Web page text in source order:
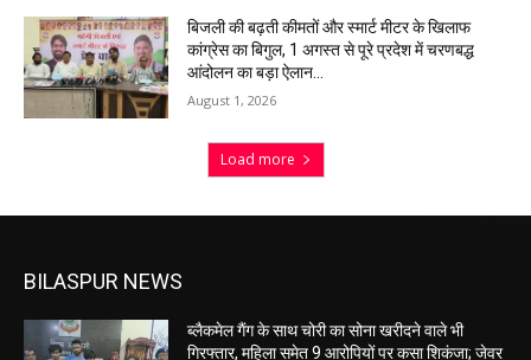
बिजली की बढ़ती कीमतों और स्मार्ट मीटर के खिलाफ
कांग्रेस का बिगुल, 1 अगस्त से पूरे प्रदेश में चरणबद्ध
आंदोलन का बड़ा ऐलान…
August 1, 2026
Load more
BILASPUR NEWS
ब्लैकमेल गैंग के साथ चोरी का सोना खरीदने वाले भी
गिरफ्तार, महिला समेत 9 आरोपियों पर कसा शिकंजा; जेवर